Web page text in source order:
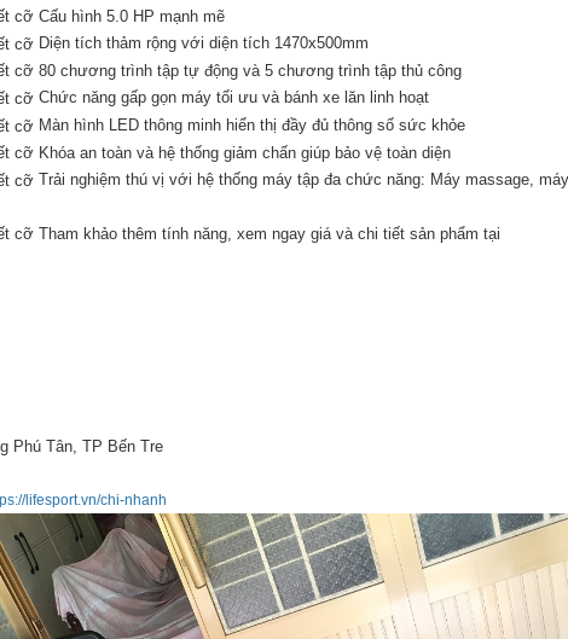
Cấu hình 5.0 HP mạnh mẽ
Diện tích thảm rộng với diện tích 1470x500mm
80 chương trình tập tự động và 5 chương trình tập thủ công
Chức năng gấp gọn máy tối ưu và bánh xe lăn linh hoạt
Màn hình LED thông minh hiển thị đầy đủ thông số sức khỏe
Khóa an toàn và hệ thống giảm chấn giúp bảo vệ toàn diện
Trải nghiệm thú vị với hệ thống máy tập đa chức năng: Máy massage, máy
Tham khảo thêm tính năng, xem ngay giá và chi tiết sản phẩm tại
Phú Tân, TP Bến Tre
lifesport.vn/chi-nhanh